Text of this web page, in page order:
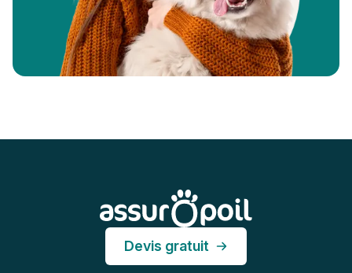
Devis gratuit